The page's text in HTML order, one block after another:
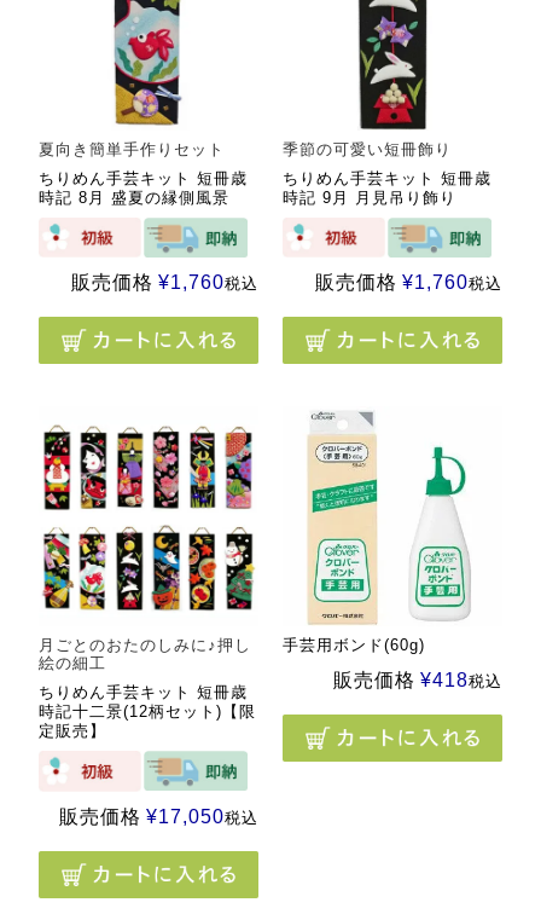
夏向き簡単手作りセット
ちりめん手芸キット 短冊歳
時記 8月 盛夏の縁側風景
販売価格 ¥1,760税込
季節の可愛い短冊飾り
ちりめん手芸キット 短冊歳
時記 9月 月見吊り飾り
販売価格 ¥1,760税込
月ごとのおたのしみに♪押し
絵の細工
ちりめん手芸キット 短冊歳
時記十二景(12柄セット)【限
定販売】
販売価格 ¥17,050税込
手芸用ボンド(60g)
販売価格 ¥418税込